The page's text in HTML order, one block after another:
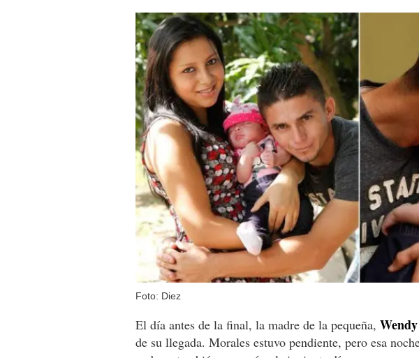
Foto: Diez
El día antes de la final, la madre de la pequeña,
de su llegada. Morales estuvo pendiente, pero esa